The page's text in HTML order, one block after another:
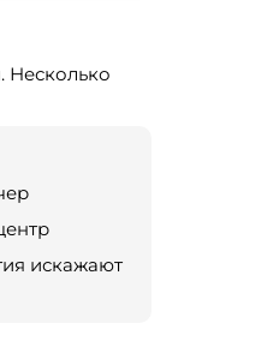
Несколько
искажают